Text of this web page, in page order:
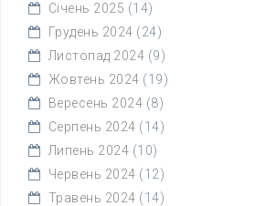
Січень 2025 (14)
Грудень 2024 (24)
Листопад 2024 (9)
Жовтень 2024 (19)
Вересень 2024 (8)
Серпень 2024 (14)
Липень 2024 (10)
Червень 2024 (12)
Травень 2024 (14)